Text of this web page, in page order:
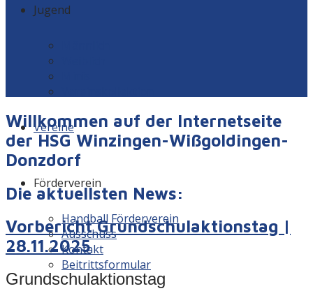
Jugend
Vereine
Förderverein
Handball Förderverein
Ausschuss
Kontakt
Beitrittsformular
Willkommen auf der Internetseite
der HSG Winzingen-Wißgoldingen-
Donzdorf
Die aktuellsten News:
Vorbericht Grundschulaktionstag |
28.11.2025
Grundschulaktionstag